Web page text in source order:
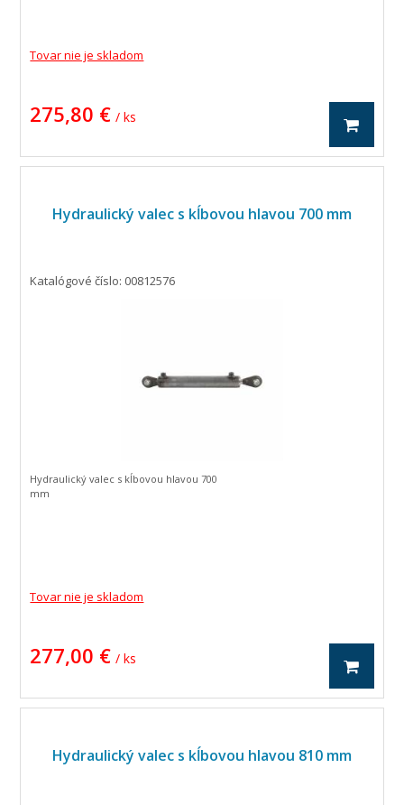
Tovar nie je skladom
275,80 € / ks
Hydraulický valec s kĺbovou hlavou 700 mm
Katalógové číslo: 00812576
Tovar nie je skladom
277,00 € / ks
Hydraulický valec s kĺbovou hlavou 700
mm
Hydraulický valec s kĺbovou hlavou 810 mm